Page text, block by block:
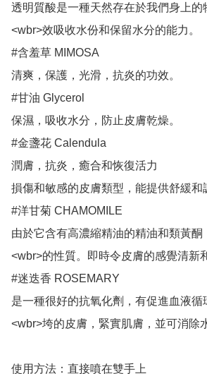
透明質酸是一種天然存在於我們身上的
<wbr>效吸收水份和保留水分的能力。
#含羞草 MIMOSA
清爽，保護，光滑，抗炎的功效。
#甘油 Glycerol
保濕，吸收水分，防止皮膚乾燥。
#金盞花 Calendula
潤膚，抗炎，癒合和恢復活力
損傷和敏感的皮膚類型，能提供舒緩和
#洋甘菊 CHAMOMILE
由於它含有高濃縮精油的精油和類黃酮
<wbr>的性質。即時令皮膚的感覺清新
#迷迭香 ROSEMARY
是一種很好的抗氧化劑，有促進血液循
<wbr>垮的皮膚，緊實肌膚，並可消除
使用方法：直接噴在雙手上